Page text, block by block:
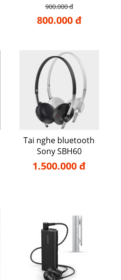
900.000 đ
800.000 đ
Tai nghe bluetooth
Sony SBH60
1.500.000 đ